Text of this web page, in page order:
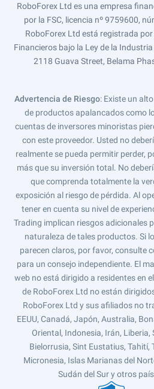
RoboForex Ltd es una empresa
por la FSC, licencia nº 9759600,
RoboForex Ltd está registrada
Financieros bajo la Ley de la
2118 Guava Street, Belama
Advertencia de Riesgo: Existe un
de productos apalancados como
cuentas de inversores minoristas
con este proveedor. Usted no
realmente se pueda permitir perder,
más que su inversión total. No
que comprenda totalmente la
exposición al riesgo de pérdida. Al
tener en cuenta su nivel de
Trading implican riesgos adicionales
naturaleza de tales productos. Si
parecen claros, por favor, consulte
para un consejo independiente. El
web no está dirigido a residentes en
de RoboForex Ltd no están
RoboForex Ltd y sus afiliados no
EEUU, Canadá, Japón, Australia,
Oriental, Indonesia, Irán, Liberia,
Bielorrusia, Sint Eustatius, Tahití,
Micronesia, Islas Marianas del
Sudán del Sur y otros